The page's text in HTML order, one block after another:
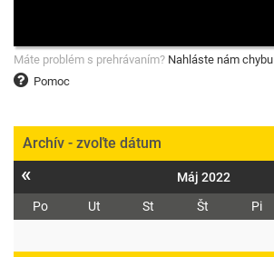
Pomoc
Máte problém s prehrávaním? Nahláste nám chybu
Archív - zvoľte dátum
« Máj 2022
Po Ut St Št Pi